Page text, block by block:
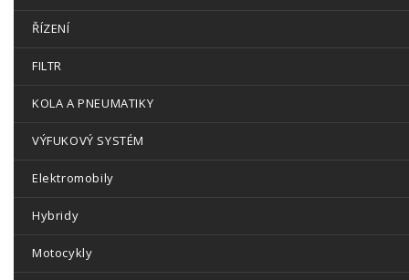
ŘÍZENÍ
FILTR
KOLA A PNEUMATIKY
VÝFUKOVÝ SYSTÉM
Elektromobily
Hybridy
Motocykly